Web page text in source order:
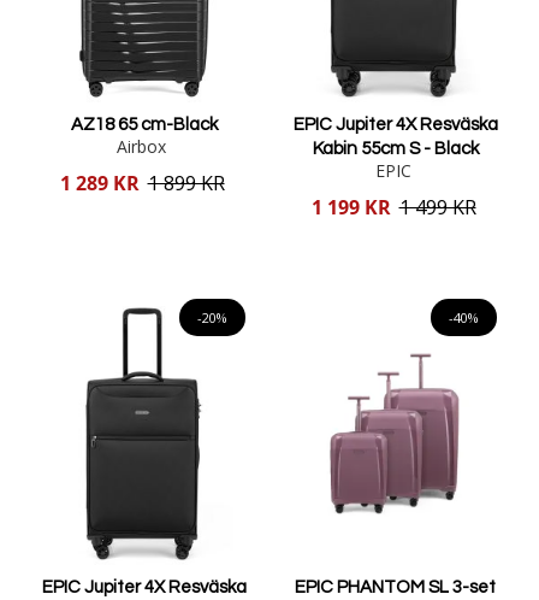
AZ18 65 cm-Black
Airbox
Reducerat
1 289 KR 1 899 KR
EPIC Jupiter 4X Resväska
Kabin 55cm S - Black
EPIC
Reducerat
1 199 KR 1 499 KR
-20%
EPIC Jupiter 4X Resväska
-40%
EPIC PHANTOM SL 3-set